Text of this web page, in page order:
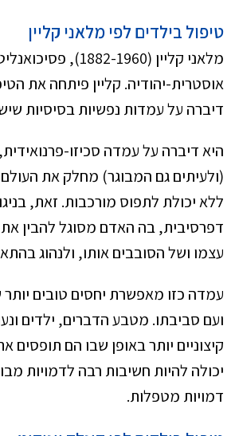
טיפול בילדים לפי מלאני קליין
מלאני קליין (1882-1960),
אוסטרית-יהודיה. קליין פיתחה את
דיברה על עמדות נפשיות בסיסיות
היא דיברה על עמדה סכיזו-
(ולעיתים גם המבוגר) מחלק את העולם
ללא יכולת לתפוס מורכבות. זאת,
דפרסיבית, בה האדם מסוגל להבין
עצמו ושל הסובבים אותו, ולנהוג
עמדה כזו מאפשרת יחסים טובים
ועם סביבתו. מטבע הדברים, ילדים
קיצוניים יותר באופן שבו הם תופסים
יכולה להיות חשיבות רבה לדמויות
דמויות מטפלות.